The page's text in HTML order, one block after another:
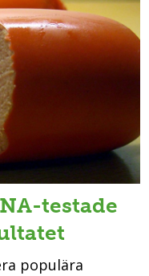
testade
populära